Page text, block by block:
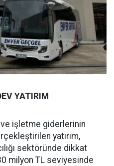
YATIRIM
ve işletme giderlerinin
yatırım,
sektöründe dikkat
milyon TL seviyesinde